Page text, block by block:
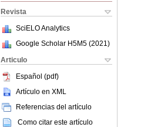
Revista
SciELO Analytics
Google Scholar H5M5 (2021 )
Articulo
Español (pdf)
Artículo en XML
Referencias del artículo
Como citar este artículo